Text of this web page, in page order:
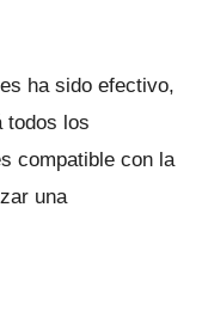
ha sido efectivo,
todos los
compatible con la
una